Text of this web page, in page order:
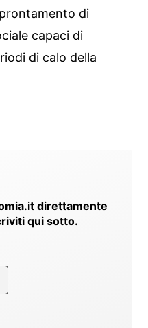
di
capaci di
di calo della
direttamente
qui sotto.